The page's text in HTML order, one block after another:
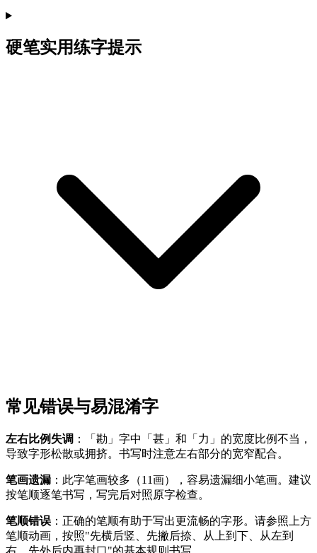
硬笔实用练字提示
常见错误与易混淆字
左右比例失调 ：「勘」字中「甚」和「力」的宽度比例不当，
导致字形松散或拥挤。书写时注意左右部分的宽窄配合。
笔画遗漏 ：此字笔画较多（11画），容易遗漏细小笔画。建议
按笔顺逐笔书写，写完后对照原字检查。
笔顺错误 ：正确的笔顺有助于写出更流畅的字形。请参照上方
笔顺动画，按照"先横后竖、先撇后捺、从上到下、从左到
右、先外后内再封口"的基本规则书写。